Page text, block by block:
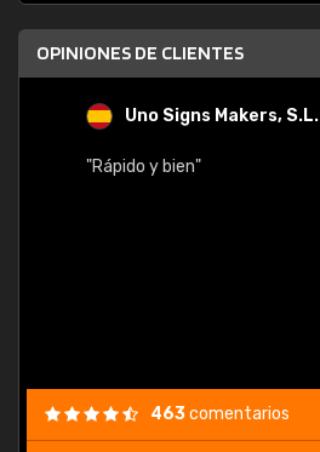
OPINIONES DE CLIENTES
Uno Signs Makers, S.L.
"Rápido y bien"
463comentarios